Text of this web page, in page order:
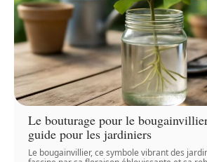
Le bouturage pour le
guide pour les jardiniers
Le bougainvillier, ce symbole vibrant des